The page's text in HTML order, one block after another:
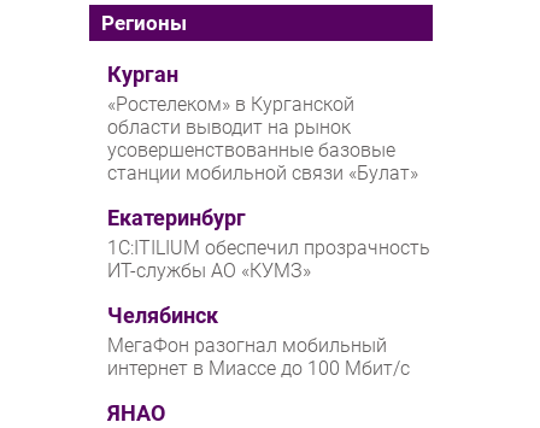
РАЗДЕЛЫ
Новости
Аналитика
Интервью
Проекты
IT класс
Тестовый стенд
Каталог компаний
Регионы
Курган
«Ростелеком» в Курганской
области выводит на рынок
усовершенствованные базовые
станции мобильной связи «Булат»
Екатеринбург
1С:ITILIUM обеспечил прозрачность
ИТ-службы АО «КУМЗ»
Челябинск
МегаФон разогнал мобильный
интернет в Миассе до 100 Мбит/с
ЯНАО